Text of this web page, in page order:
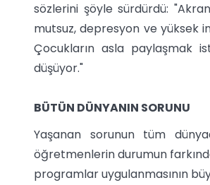
sözlerini şöyle sürdürdü:
mutsuz, depresyon ve yüksek
Çocukların asla paylaşmak
düşüyor."
BÜTÜN DÜNYANIN SORUNU
Yaşanan sorunun tüm
öğretmenlerin durumun
programlar uygulanmasının